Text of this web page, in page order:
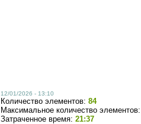
12/01/2026 - 13:10
Количество элементов: 84
Максимальное количество элементов:
Затраченное время: 21:37